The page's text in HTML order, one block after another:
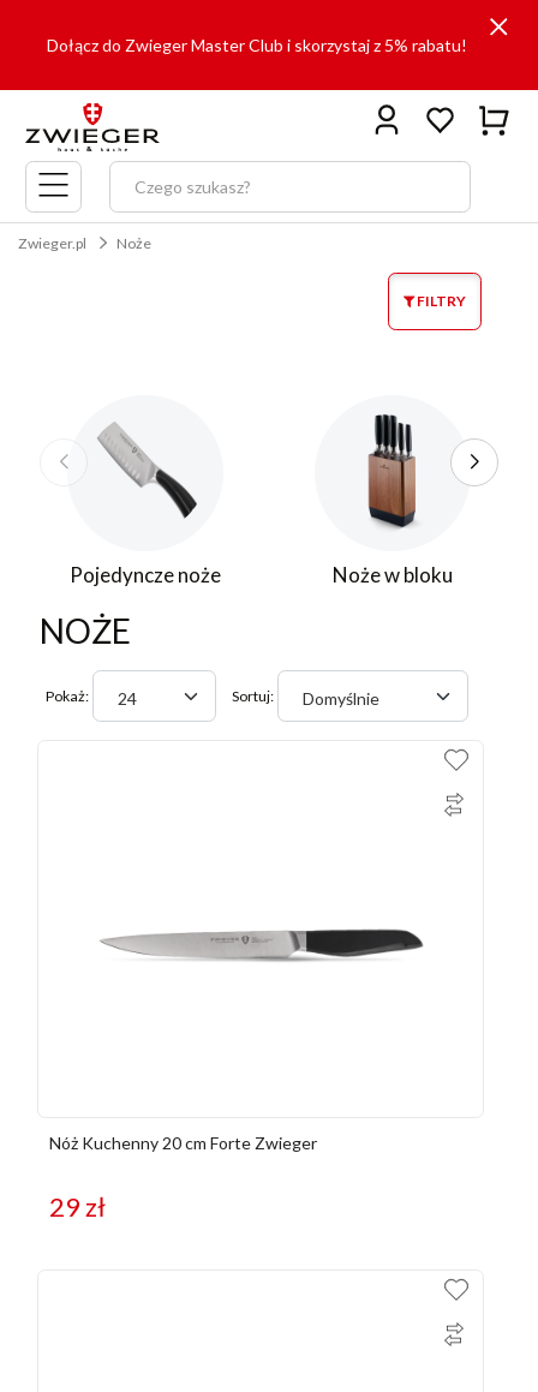
Dołącz do Zwieger Master Club i skorzystaj z 5% rabatu!
Menu
główne
Zwieger.pl Noże
FILTRY
Pojedyncze noże Noże w bloku
NOŻE
Pokaż: 24 Sortuj: Domyślnie
Nóż Kuchenny 20 cm Forte Zwieger
29zł